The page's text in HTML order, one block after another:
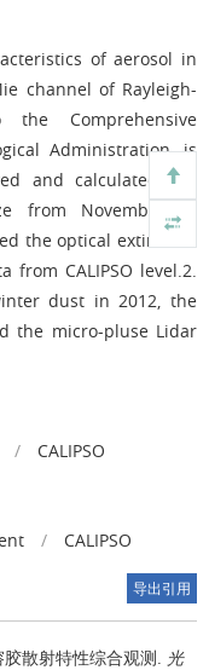
of aerosol in
channel of Rayleigh-
the Comprehensive
Administration, is
and calculated the
from November to
the optical extinction
CALIPSO level.2.
dust in 2012, the
the micro-pluse Lidar
/ CALIPSO
/ CALIPSO
导出引用
散射特性综合观测. 光